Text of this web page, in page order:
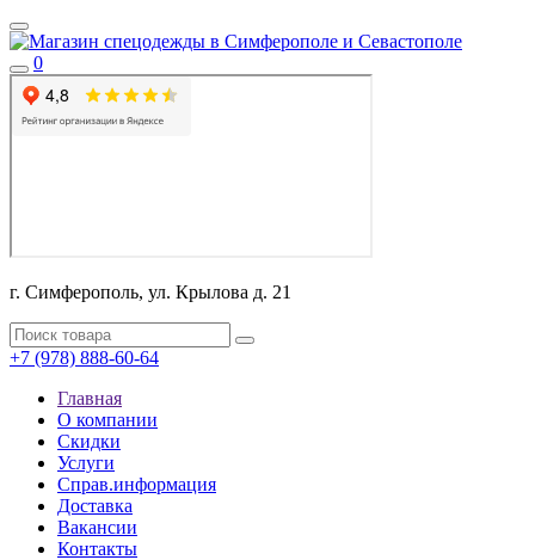
0
г. Симферополь, ул. Крылова д. 21
+7 (978) 888-60-64
Главная
О компании
Скидки
Услуги
Справ.информация
Доставка
Вакансии
Контакты